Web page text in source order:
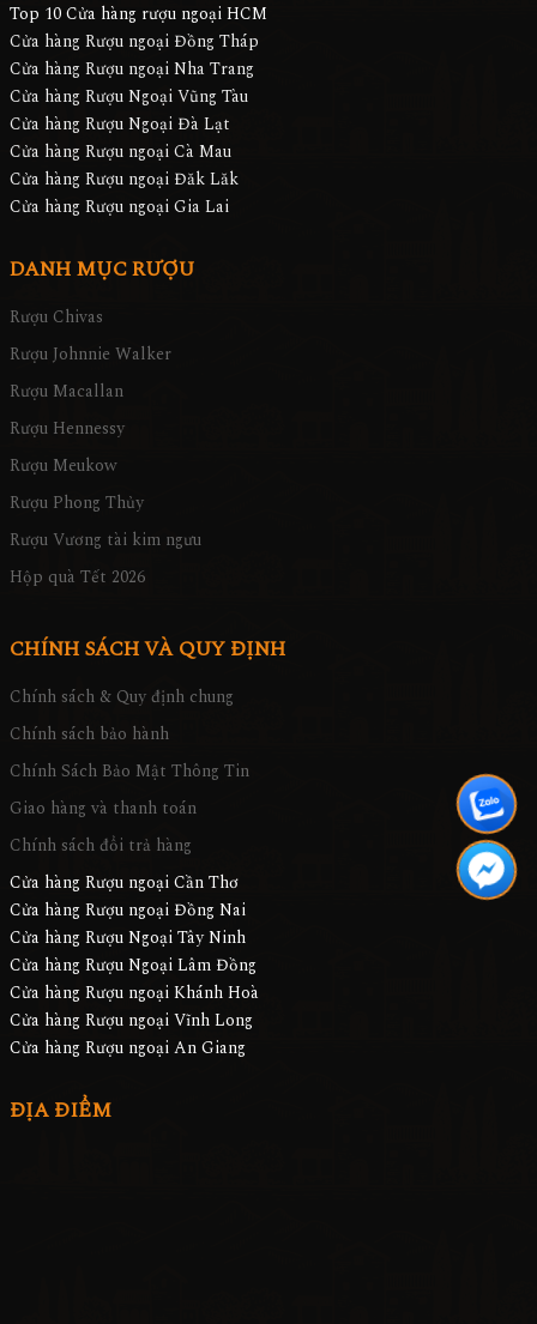
Top 10 Cửa hàng rượu ngoại HCM
Cửa hàng Rượu ngoại Đồng Tháp
Cửa hàng Rượu ngoại Nha Trang
Cửa hàng Rượu Ngoại Vũng Tàu
Cửa hàng Rượu Ngoại Đà Lạt
Cửa hàng Rượu ngoại Cà Mau
Cửa hàng Rượu ngoại Đăk Lăk
Cửa hàng Rượu ngoại Gia Lai
DANH MỤC RƯỢU
Rượu Chivas
Rượu Johnnie Walker
Rượu Macallan
Rượu Hennessy
Rượu Meukow
Rượu Phong Thủy
Rượu Vương tài kim ngưu
Hộp quà Tết 2026
CHÍNH SÁCH VÀ QUY ĐỊNH
Chính sách & Quy định chung
Chính sách bảo hành
Chính Sách Bảo Mật Thông Tin
Giao hàng và thanh toán
Chính sách đổi trả hàng
Cửa hàng Rượu ngoại Cần Thơ
Cửa hàng Rượu ngoại Đồng Nai
Cửa hàng Rượu Ngoại Tây Ninh
Cửa hàng Rượu Ngoại Lâm Đồng
Cửa hàng Rượu ngoại Khánh Hoà
Cửa hàng Rượu ngoại Vĩnh Long
Cửa hàng Rượu ngoại An Giang
ĐỊA ĐIỂM